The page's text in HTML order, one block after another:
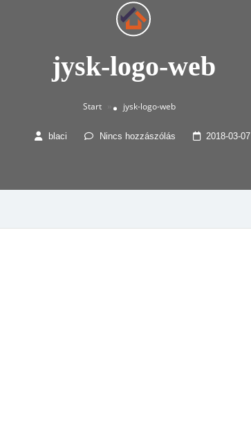
jysk-logo-web
Start » jysk-logo-web
blaci Nincs hozzászólás 2018-03-07